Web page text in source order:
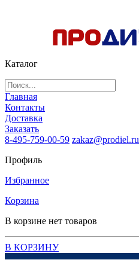
Каталог
Главная
Контакты
Доставка
Заказать
8-495-759-00-59 zakaz@prodiel.ru
Профиль
Избранное
Корзина
В корзине нет товаров
В КОРЗИНУ